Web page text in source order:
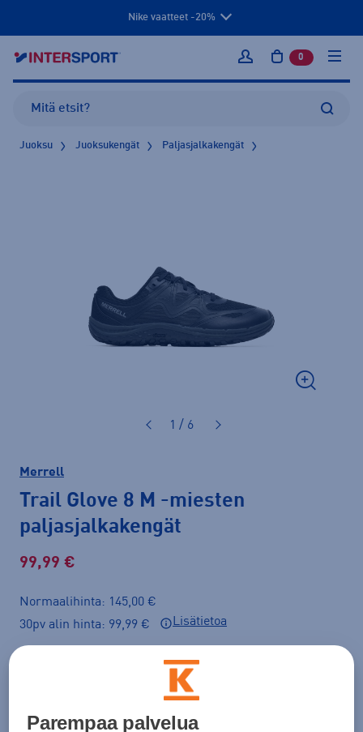
Nike vaatteet -20%
Kirjaudu sisään
0 tuotetta
Juoksu Juoksukengät Paljasjalkakengät
1 / 6
Merrell
Trail Glove 8 M -miesten
paljasjalkakengät
99,99 €
Normaalihinta: 145,00 €
30pv alin hinta: 99,99 €
Lisätietoa
Parempaa palvelua